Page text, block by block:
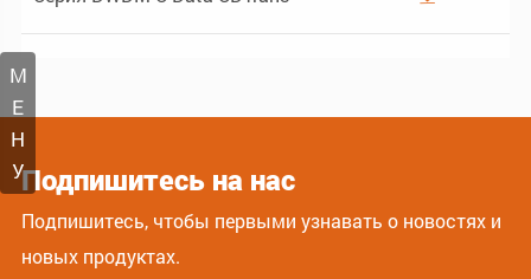
Подпишитесь на нас
Подпишитесь, чтобы первыми узнавать о новостях и
новых продуктах.
М
E
Н
У